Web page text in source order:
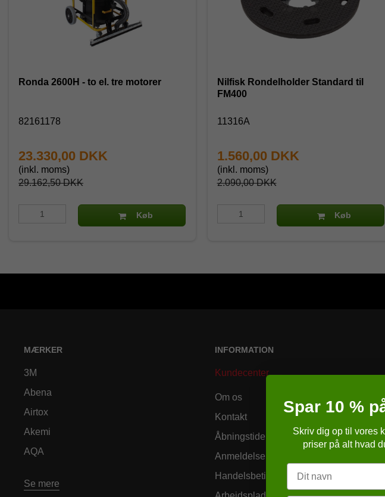
Ronda 2600H - to el. tre motorer
82161178
29.162,50 DKK
23.330,00 DKK
(inkl. moms)
Køb
Nilfisk Rondelholder Standard til
FM400
11316A
2.090,00 DKK
1.560,00 DKK
(inkl. moms)
Køb
MÆRKER
3M
Abena
Airtox
Akemi
AQA
Se mere
INFORMATION
Kundecenter
Om os
Kontakt
Åbningstider
Anmeldelser
Handelsbetingelser
Spar 10 %
Skriv dig op til vores
priser på alt hvad
Navn